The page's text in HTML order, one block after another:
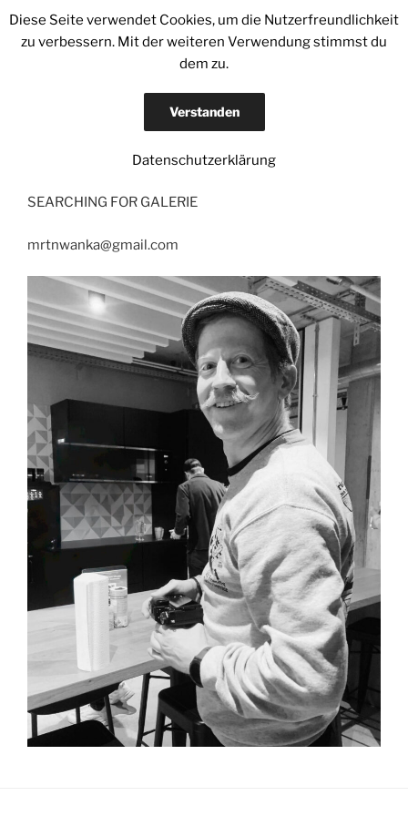
Zum
MARTIN WANKA
PHOTOGRAPHY // ART // LIFECOACH
Menü
SEARCHING FOR GALERIE
mrtnwanka@gmail.com
Diese Seite verwendet Cookies, um die Nutzerfreundlichkeit
zu verbessern. Mit der weiteren Verwendung stimmst du
dem zu.
Verstanden
Datenschutzerklärung